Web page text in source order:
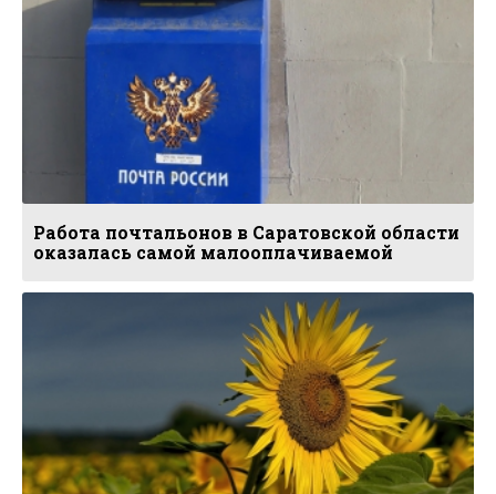
Работа почтальонов в Саратовской области
оказалась самой малооплачиваемой